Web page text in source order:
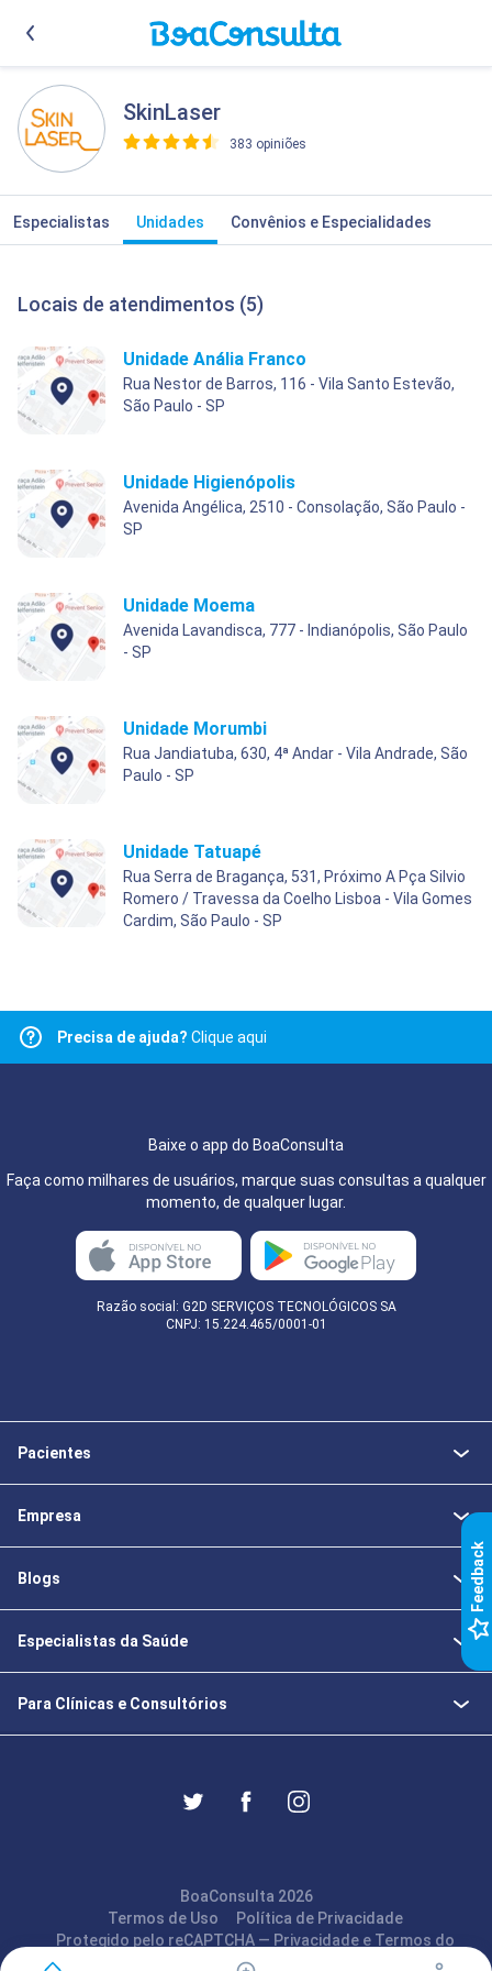
SkinLaser
383 opiniões
Especialistas Unidades Convênios e Especialidades
Locais de atendimentos (5)
Unidade Anália Franco
Rua Nestor de Barros, 116 - Vila Santo Estevão,
São Paulo - SP
Unidade Higienópolis
Avenida Angélica, 2510 - Consolação, São Paulo -
SP
Unidade Moema
Avenida Lavandisca, 777 - Indianópolis, São Paulo
- SP
Unidade Morumbi
Rua Jandiatuba, 630, 4ª Andar - Vila Andrade, São
Paulo - SP
Unidade Tatuapé
Rua Serra de Bragança, 531, Próximo A Pça Silvio
Romero / Travessa da Coelho Lisboa - Vila Gomes
Cardim, São Paulo - SP
Precisa de ajuda? Clique aqui
Baixe o app do BoaConsulta
Faça como milhares de usuários, marque suas consultas a qualquer
momento, de qualquer lugar.
Razão social: G2D SERVIÇOS TECNOLÓGICOS SA
CNPJ: 15.224.465/0001-01
Pacientes
Empresa
Blogs
Especialistas da Saúde
Para Clínicas e Consultórios
BoaConsulta 2026
Termos de Uso
Política de Privacidade
Protegido pelo reCAPTCHA — Privacidadee Termos do
Google
k